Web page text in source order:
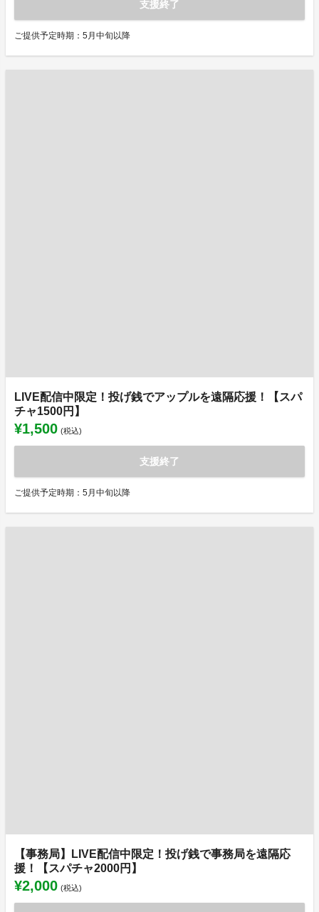
支援終了
ご提供予定時期：5月中旬以降
LIVE配信中限定！投げ銭でアップルを遠隔応援！【スパ
チャ1500円】
¥1,500 (税込)
支援終了
ご提供予定時期：5月中旬以降
【事務局】LIVE配信中限定！投げ銭で事務局を遠隔応
援！【スパチャ2000円】
¥2,000 (税込)